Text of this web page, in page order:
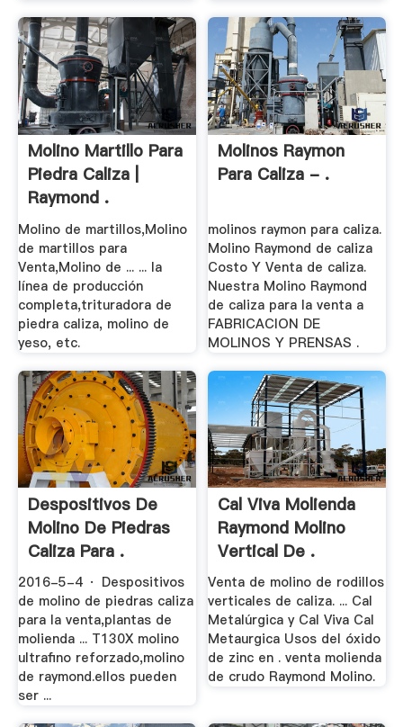
Molino Martillo Para
Piedra Caliza |
Raymond .
Molino de martillos,Molino
de martillos para
Venta,Molino de ... ... la
línea de producción
completa,trituradora de
piedra caliza, molino de
yeso, etc.
Molinos Raymon
Para Caliza - .
molinos raymon para caliza.
Molino Raymond de caliza
Costo Y Venta de caliza.
Nuestra Molino Raymond
de caliza para la venta a
FABRICACION DE
MOLINOS Y PRENSAS .
Despositivos De
Molino De Piedras
Caliza Para .
2016-5-4 · Despositivos
de molino de piedras caliza
para la venta,plantas de
molienda ... T130X molino
ultrafino reforzado,molino
de raymond.ellos pueden
ser ...
Cal Viva Molienda
Raymond Molino
Vertical De .
Venta de molino de rodillos
verticales de caliza. ... Cal
Metalúrgica y Cal Viva Cal
Metaurgica Usos del óxido
de zinc en . venta molienda
de crudo Raymond Molino.